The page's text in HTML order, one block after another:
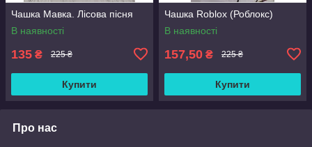
Чашка Мавка. Лісова пісня
В наявності
135 ₴ 225 ₴
Купити
Чашка Roblox (Роблокс)
В наявності
157,50 ₴ 225 ₴
Купити
Про нас